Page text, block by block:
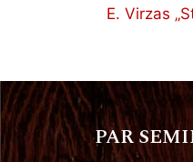
E. Virzas
PAR